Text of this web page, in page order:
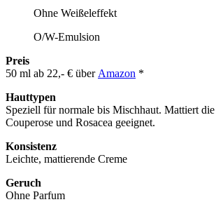
Ohne Weißeleffekt
O/W-Emulsion
Preis
50 ml ab 22,- € über Amazon *
Hauttypen
Speziell für normale bis Mischhaut. Mattiert
Couperose und Rosacea geeignet.
Konsistenz
Leichte, mattierende Creme
Geruch
Ohne Parfum